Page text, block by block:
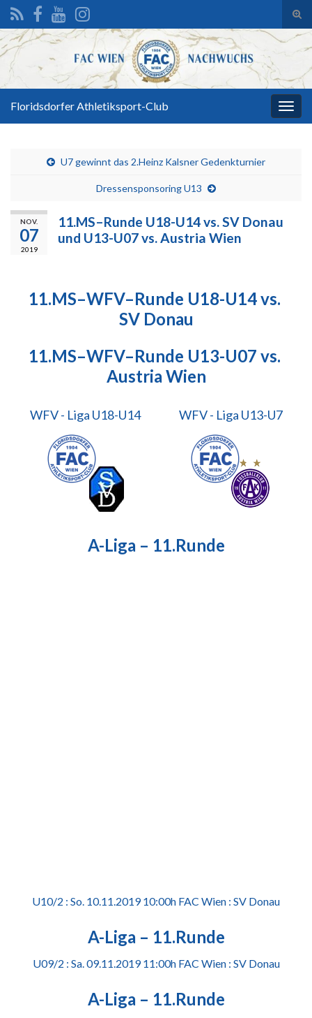
Search for:
Floridsdorfer Athletiksport-Club
U7 gewinnt das 2.Heinz Kalsner Gedenkturnier
Dressensponsoring U13
NOV.
07
2019
11.MS–Runde U18-U14 vs. SV Donau
und U13-U07 vs. Austria Wien
11.MS–WFV–Runde U18-U14 vs.
SV Donau
11.MS–WFV–Runde U13-U07 vs.
Austria Wien
WFV - Liga U18-U14 WFV - Liga U13-U7
A-Liga – 11.Runde
U10/2 : So. 10.11.2019 10:00h FAC Wien : SV Donau
A-Liga – 11.Runde
U09/2 : Sa. 09.11.2019 11:00h FAC Wien : SV Donau
A-Liga – 11.Runde